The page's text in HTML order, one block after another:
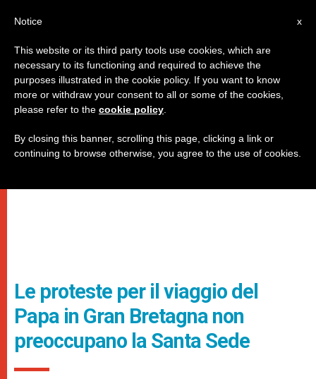
Le proteste per il viaggio del
Papa in Gran Bretagna non
preoccupano la Santa Sede
x
Notice
This website or its third party tools use cookies, which are
necessary to its functioning and required to achieve the
purposes illustrated in the cookie policy. If you want to know
more or withdraw your consent to all or some of the cookies,
please refer to the cookie policy
By closing this banner, scrolling this page, clicking a link or
continuing to browse otherwise, you agree to the use of cookies.